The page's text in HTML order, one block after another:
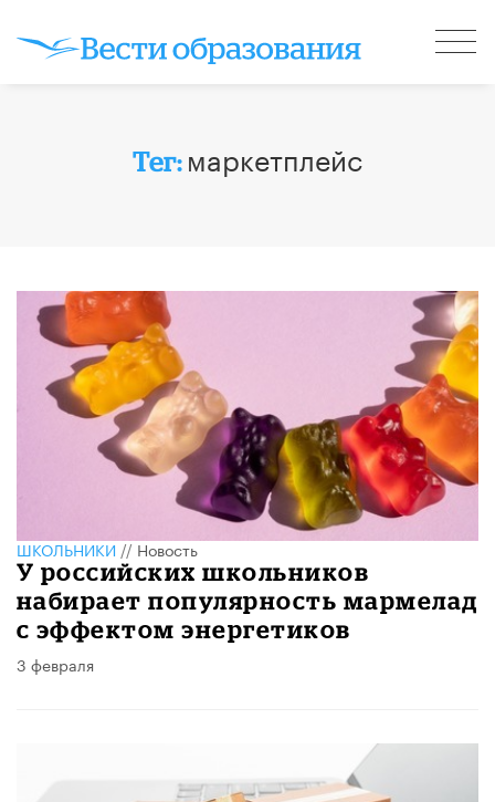
Тег: маркетплейс
ШКОЛЬНИКИ//Новость
У российских школьников
набирает популярность мармелад
с эффектом энергетиков
3 февраля